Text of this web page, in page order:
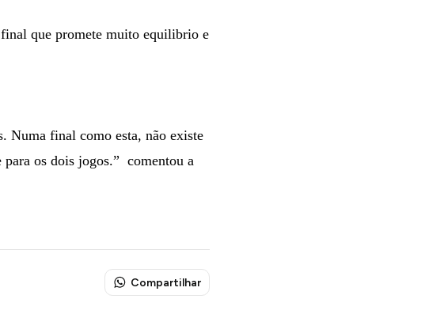
que promete muito equilibrio e
Numa final como esta, não existe
os dois jogos.” comentou a
Compartilhar